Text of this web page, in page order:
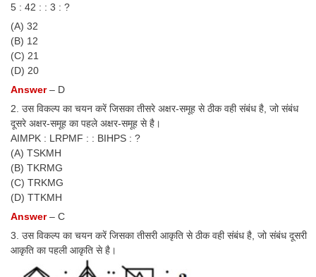
SSC CGL TIER-2
SSC CGL PAPERS
Study Kit for CGL Tier-1
CGL Trend Analysis
SSC CGL FREE EBOOK
SSC CGL Results
5 : 42 : : 3 : ?
(A) 32
(B) 12
(C) 21
(D) 20
Answer– D
2. उस विकल्प का चयन करें जिसका तीसरे अक्षर-समूह से ठीक वही संबंध है, जो संबंध
दूसरे अक्षर-समूह का पहले अक्षर-समूह से है।
AIMPK : LRPMF : : BIHPS : ?
(A) TSKMH
(B) TKRMG
(C) TRKMG
(D) TTKMH
Answer– C
3. उस विकल्प का चयन करें जिसका तीसरी आकृति से ठीक वही संबंध है, जो संबंध दूसरी
आकृति का पहली आकृति से है।